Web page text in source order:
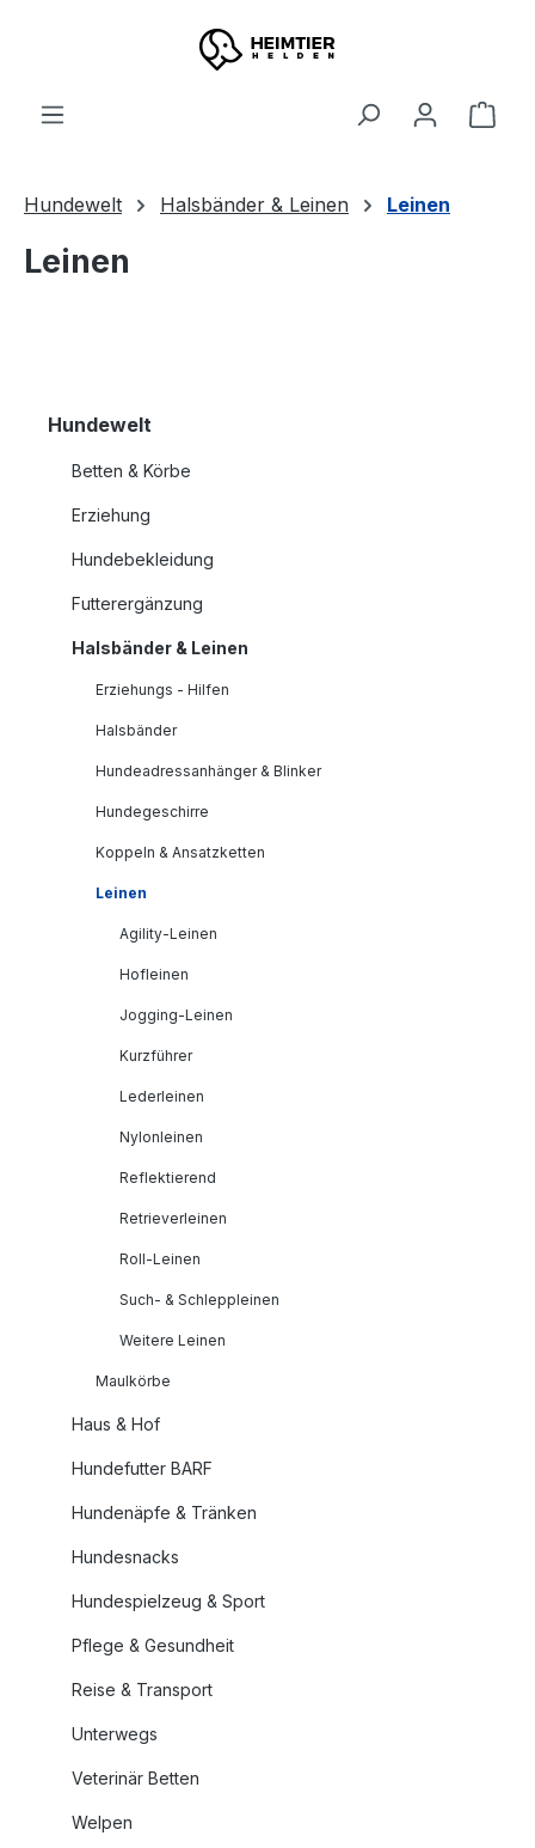
Zum Hauptinhalt springen
Hundewelt Halsbänder & Leinen Leinen
Leinen
Hundewelt
Betten & Körbe
Erziehung
Hundebekleidung
Futterergänzung
Halsbänder & Leinen
Erziehungs - Hilfen
Halsbänder
Hundeadressanhänger & Blinker
Hundegeschirre
Koppeln & Ansatzketten
Leinen
Agility-Leinen
Hofleinen
Jogging-Leinen
Kurzführer
Lederleinen
Nylonleinen
Reflektierend
Retrieverleinen
Roll-Leinen
Such- & Schleppleinen
Weitere Leinen
Maulkörbe
Haus & Hof
Hundefutter BARF
Hundenäpfe & Tränken
Hundesnacks
Hundespielzeug & Sport
Pflege & Gesundheit
Reise & Transport
Unterwegs
Veterinär Betten
Welpen